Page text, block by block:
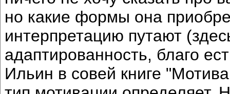
но какие формы она
интерпретацию путают
адаптированность, благо
Ильин в совей книге